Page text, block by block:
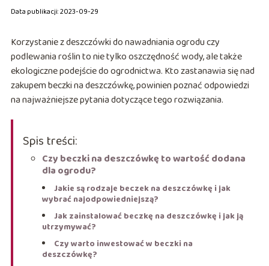
Data publikacji: 2023-09-29
Korzystanie z deszczówki do nawadniania ogrodu czy
podlewania roślin to nie tylko oszczędność wody, ale także
ekologiczne podejście do ogrodnictwa. Kto zastanawia się nad
zakupem beczki na deszczówkę, powinien poznać odpowiedzi
na najważniejsze pytania dotyczące tego rozwiązania.
Spis treści:
Czy beczki na deszczówkę to wartość dodana
dla ogrodu?
Jakie są rodzaje beczek na deszczówkę i jak
wybrać najodpowiedniejszą?
Jak zainstalować beczkę na deszczówkę i jak ją
utrzymywać?
Czy warto inwestować w beczki na
deszczówkę?